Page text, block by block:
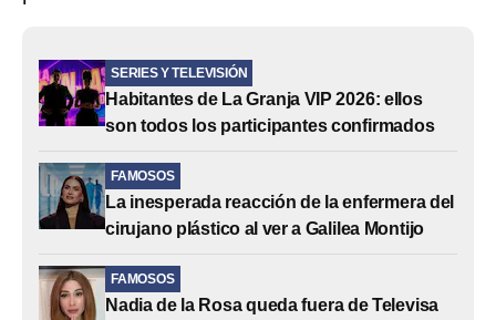
SERIES Y TELEVISIÓN
Habitantes de La Granja VIP 2026: ellos
son todos los participantes confirmados
FAMOSOS
La inesperada reacción de la enfermera del
cirujano plástico al ver a Galilea Montijo
FAMOSOS
Nadia de la Rosa queda fuera de Televisa